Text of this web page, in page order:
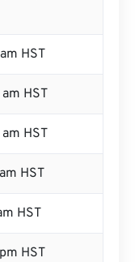
HST
HST
HST
HST
HST
HST